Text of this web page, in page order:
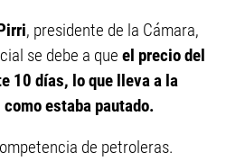
, presidente de la Cámara,
se debe a que el precio del
10 días, lo que lleva a la
estaba pautado.
de petroleras.